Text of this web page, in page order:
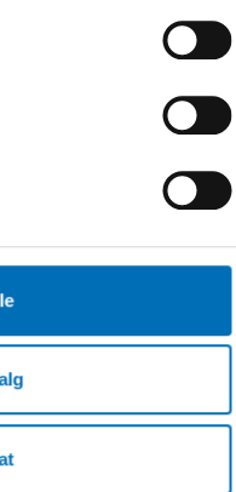
om ålder förklarar